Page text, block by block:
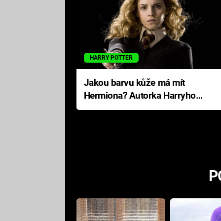
HARRY POTTER
Jakou barvu kůže má mít
Hermiona? Autorka Harryho
Pottera přišla s ráznou